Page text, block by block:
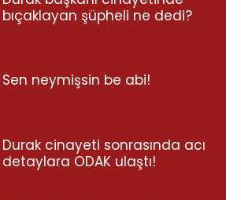
bıçaklayan şüpheli ne dedi?
Sen neymişsin be abi!
Durak cinayeti sonrasında acı
detaylara ODAK ulaştı!